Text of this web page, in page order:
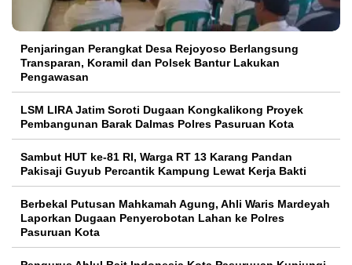
Penjaringan Perangkat Desa Rejoyoso Berlangsung
Transparan, Koramil dan Polsek Bantur Lakukan
Pengawasan
LSM LIRA Jatim Soroti Dugaan Kongkalikong Proyek
Pembangunan Barak Dalmas Polres Pasuruan Kota
Sambut HUT ke-81 RI, Warga RT 13 Karang Pandan
Pakisaji Guyub Percantik Kampung Lewat Kerja Bakti
Berbekal Putusan Mahkamah Agung, Ahli Waris Mardeyah
Laporkan Dugaan Penyerobotan Lahan ke Polres
Pasuruan Kota